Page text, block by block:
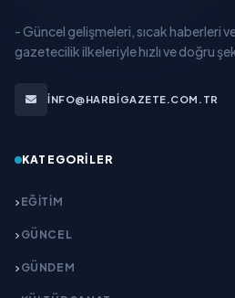
- Güncel gelişmeleri, sıcak haberleri
gazetecilik ilkeleriyle hızlı ve doğru
INFO@HARBIGAZETE.COM.TR
KATEGORILER
EĞITIM
GÜNCEL
GÜNDEM